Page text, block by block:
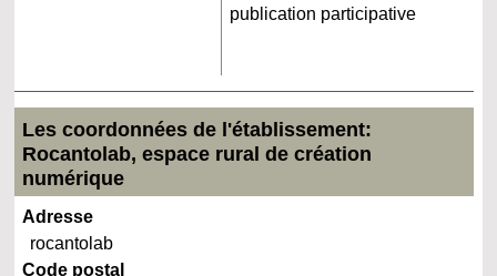
publication participative
Les coordonnées de l'établissement:
Rocantolab, espace rural de création
numérique
Adresse
rocantolab
Code postal